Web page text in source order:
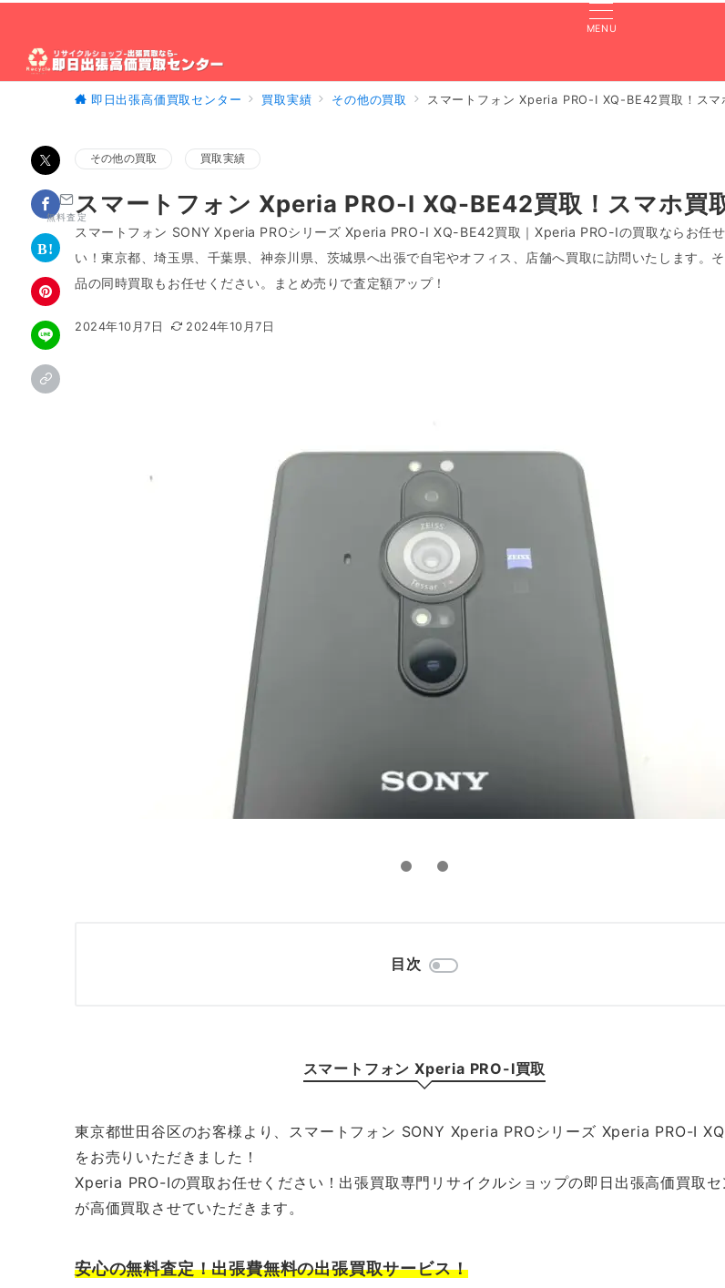
MENU
無料査定
即日出張高価買取センター 買取実績 その他の買取 スマートフォン Xperia PRO-I XQ-BE42買取！スマ
その他の買取 買取実績
スマートフォン Xperia PRO-I XQ-BE42買取！スマホ買
スマートフォン SONY Xperia PROシリーズ Xperia PRO-I XQ-BE42買取｜Xperia PRO-Iの買取ならお任せ
い！東京都、埼玉県、千葉県、神奈川県、茨城県へ出張で自宅やオフィス、店舗へ買取に訪問いたします。
品の同時買取もお任せください。まとめ売りで査定額アップ！
2024年10月7日 2024年10月7日
目次
スマートフォン Xperia PRO-I買取
東京都世田谷区のお客様より、スマートフォン SONY Xperia PROシリーズ Xperia PRO-I
をお売りいただきました！
Xperia PRO-Iの買取お任せください！出張買取専門リサイクルショップの即日出張高価買取セ
が高価買取させていただきます。
安心の無料査定！出張費無料の出張買取サービス！